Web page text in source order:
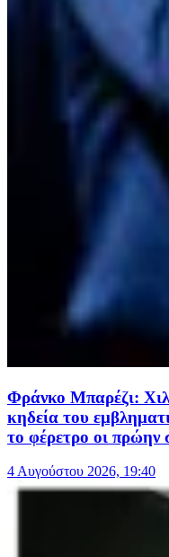
Φράνκο Μπαρέζι:
κηδεία του
το φέρετρο οι πρώην
4 Αυγούστου 2026, 19:40